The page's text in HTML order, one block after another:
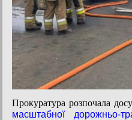
Прокуратура розпочала
масштабної дорожньо-